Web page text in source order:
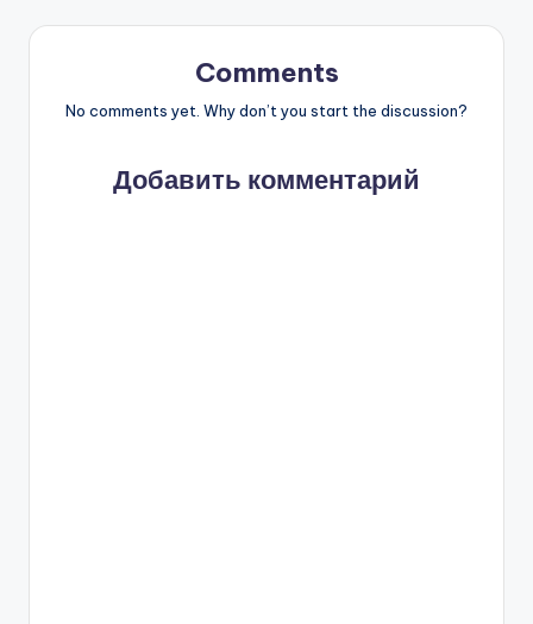
Comments
No comments yet. Why don’t you start the discussion?
Добавить комментарий